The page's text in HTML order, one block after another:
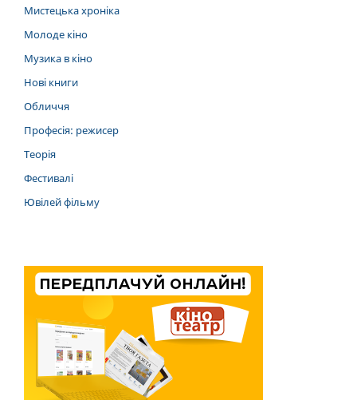
Мистецька хроніка
Молоде кіно
Музика в кіно
Нові книги
Обличчя
Професія: режисер
Теорія
Фестивалі
Ювілей фільму